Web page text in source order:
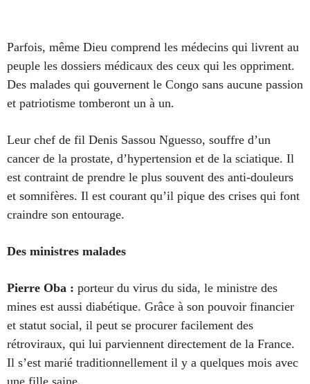
Parfois, même Dieu comprend les médecins qui livrent au
peuple les dossiers médicaux des ceux qui les oppriment.
Des malades qui gouvernent le Congo sans aucune passion
et patriotisme tomberont un à un.
Leur chef de fil Denis Sassou Nguesso, souffre d’un
cancer de la prostate, d’hypertension et de la sciatique. Il
est contraint de prendre le plus souvent des anti-douleurs
et somnifères. Il est courant qu’il pique des crises qui font
craindre son entourage.
Des ministres malades
Pierre Oba : porteur du virus du sida, le ministre des
mines est aussi diabétique. Grâce à son pouvoir financier
et statut social, il peut se procurer facilement des
rétroviraux, qui lui parviennent directement de la France.
Il s’est marié traditionnellement il y a quelques mois avec
une fille saine.